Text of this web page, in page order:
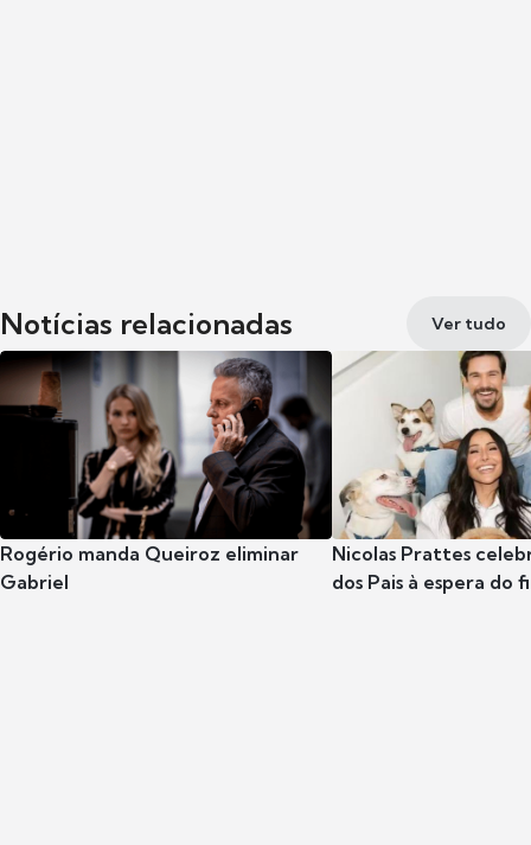
Notícias relacionadas Ver tudo
Rogério manda Queiroz eliminar
Gabriel
Nicolas Prattes
dos Pais à espera do